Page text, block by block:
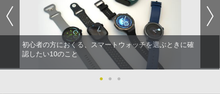
初心者の方におくる、スマートウォッチを選ぶときに確
認したい10のこと
● ● ●